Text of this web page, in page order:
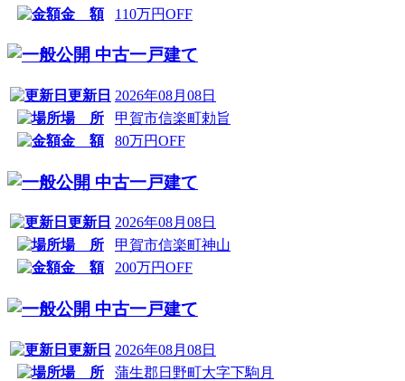
金 額
110万円OFF
中古一戸建て
更新日 2026年08月08日
場 所
甲賀市信楽町勅旨
金 額
80万円OFF
中古一戸建て
更新日 2026年08月08日
場 所
甲賀市信楽町神山
金 額
200万円OFF
中古一戸建て
更新日 2026年08月08日
場 所
蒲生郡日野町大字下駒月